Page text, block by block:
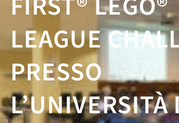
LEAGUE
PRESSO
L’UNIVERSITÀ